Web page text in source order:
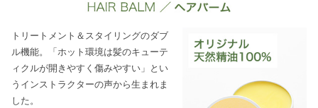
トリートメント＆スタイリングのダブ
ル機能。「ホット環境は髪のキューテ
ィクルが開きやすく傷みやすい」とい
うインストラクターの声から生まれま
した。